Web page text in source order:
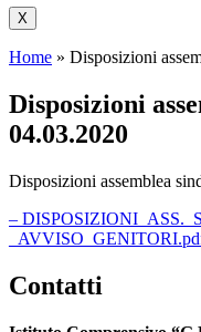
X
Home » Disposizioni
Disposizioni
04.03.2020
Disposizioni assemblea
–
Contatti